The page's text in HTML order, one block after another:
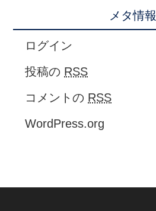
メタ情報
ログイン
投稿の RSS
コメントの RSS
WordPress.org